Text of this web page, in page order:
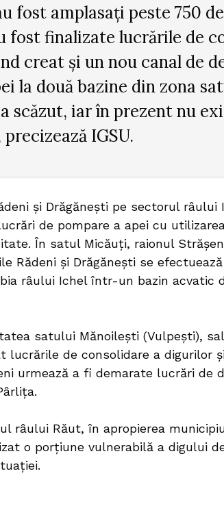
fost amplasați peste 750
fost finalizate lucrările de
creat și un nou canal de
la două bazine din zona
scăzut, iar în prezent nu
IGSU.
și Drăgănești pe sectorul râului
de pompare a apei cu
În satul Micăuți, raionul
Rădeni și Drăgănești se
râului Ichel într-un bazin acvatic
satului Mănoilești (Vulpești),
lucrările de consolidare a digurilor
urmează a fi demarate lucrări de
râului Răut, în apropierea
o porțiune vulnerabilă a digului